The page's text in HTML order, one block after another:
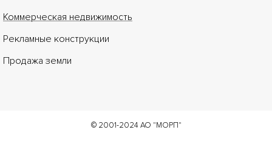
Коммерческая недвижимость
Рекламные конструкции
Продажа земли
© 2001-2024 АО "МОРП"